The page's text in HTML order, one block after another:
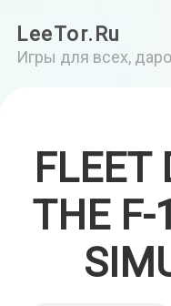
LeeTor.Ru
Игры для всех,
FLEET
THE F-